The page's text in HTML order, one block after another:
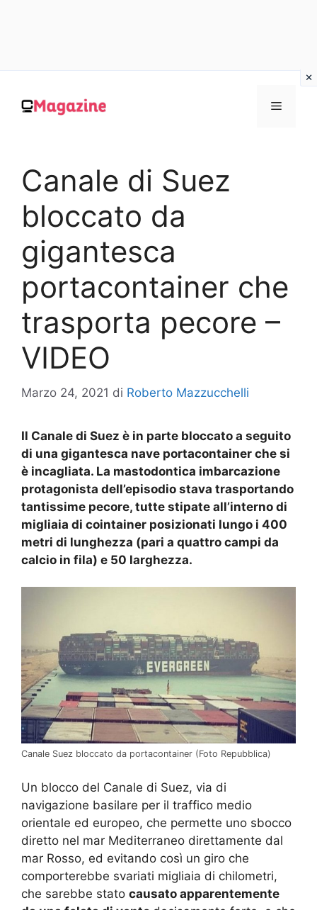
contenuto
MENU
Canale di Suez
bloccato da
gigantesca
portacontainer che
trasporta pecore –
VIDEO
Marzo 24, 2021 di Roberto Mazzucchelli
Il Canale di Suez è in parte bloccato a seguito
di una gigantesca nave portacontainer che si
è incagliata. La mastodontica imbarcazione
protagonista dell’episodio stava trasportando
tantissime pecore, tutte stipate all’interno di
migliaia di cointainer posizionati lungo i 400
metri di lunghezza (pari a quattro campi da
calcio in fila) e 50 larghezza.
Canale Suez bloccato da portacontainer (Foto Repubblica)
Un blocco del Canale di Suez, via di
navigazione basilare per il traffico medio
orientale ed europeo, che permette uno sbocco
diretto nel mar Mediterraneo direttamente dal
mar Rosso, ed evitando così un giro che
comporterebbe svariati migliaia di chilometri,
che sarebbe stato causato apparentemente